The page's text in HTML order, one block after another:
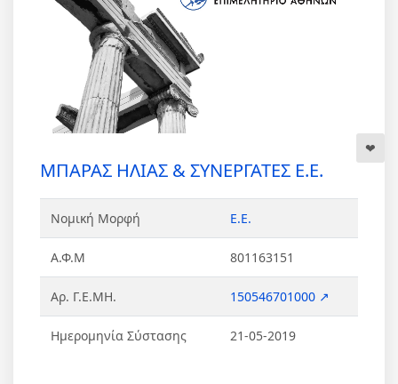
ΜΠΑΡΑΣ ΗΛΙΑΣ & ΣΥΝΕΡΓΑΤΕΣ Ε.Ε.
Νομική Μορφή Ε.Ε.
Α.Φ.Μ 801163151
Αρ. Γ.Ε.ΜΗ. 150546701000 ↗
Ημερομηνία Σύστασης 21-05-2019